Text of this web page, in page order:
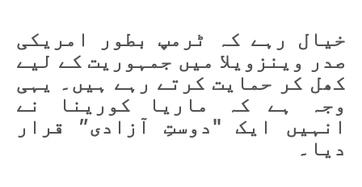
خیال رہے کہ ٹرمپ بطور امریکی
صدر وینزویلا میں جمہوریت کے لیے
کھل کر حمایت کرتے رہے ہیں۔ یہی
وجہ ہے کہ ماریا کورینا نے
انہیں ایک "دوستِ آزادی” قرار
دیا۔